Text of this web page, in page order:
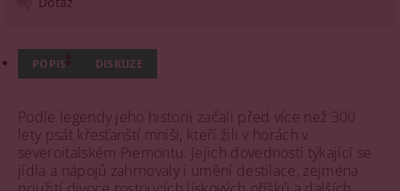
POPIS DISKUZE
Podle legendy jeho historii začali před více než 300
lety psát křesťanští mniši, kteří žili v horách v
severoitalském Piemontu. Jejich dovednosti týkající se
jídla a nápojů zahrnovaly i umění destilace, zejména